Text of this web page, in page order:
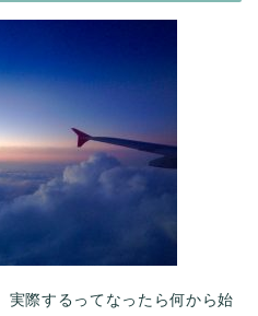
実際するってなったら何から始